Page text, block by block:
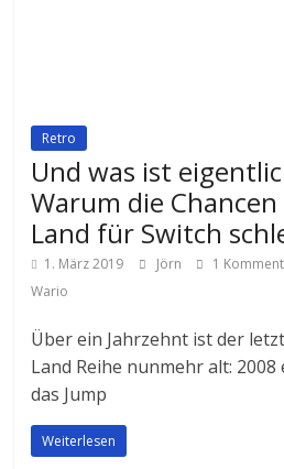
Retro
Und was ist
Warum die
Land für Switch
1. März 2019 Jörn 1
Wario
Über ein Jahrzehnt ist der
Land Reihe nunmehr alt:
das Jump
Weiterlesen